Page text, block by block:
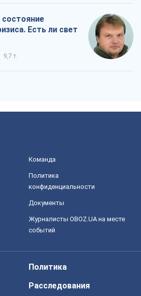
состояние
Есть ли свет
9,7 т.
Команда
Политика
конфиденциальности
Документы
Журналисты OBOZ.UA на месте
событий
Политика
Расследования